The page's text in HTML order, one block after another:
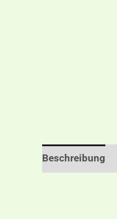
Beschreibung